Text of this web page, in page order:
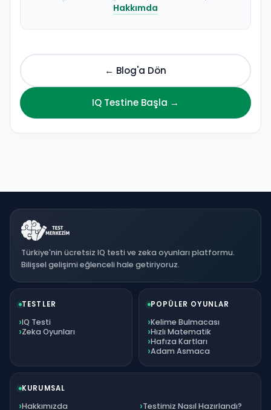
Hakkımda
← Blog'a Dön
IQ Testine Başla →
Türkiye'nin ücretsiz IQ testi ve zeka oyunları platformu.
Bilişsel gelişimi eğlenceli hale getiriyoruz.
TESTLER
IQ Testi
Zeka Oyunları
POPÜLER OYUNLAR
Kelime Bulmacası
Hızlı Matematik
Hafıza Kartları
Adam Asmaca
KURUMSAL
Hakkımızda Testimiz Nasıl Hazırlandı?